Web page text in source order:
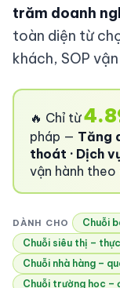
trăm doanh
toàn diện từ
khách, SOP
🔥 Chỉ từ
pháp — Tăng
thoát · Dịch
vận hành theo
DÀNH CHO Chuỗi
Chuỗi siêu thị –
Chuỗi nhà hàng –
Chuỗi trường học –